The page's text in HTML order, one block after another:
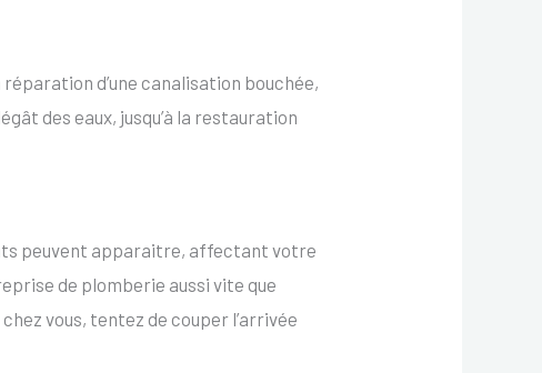
d’une canalisation bouchée,
des eaux, jusqu’à la restauration
peuvent apparaitre, affectant votre
de plomberie aussi vite que
vous, tentez de couper l’arrivée